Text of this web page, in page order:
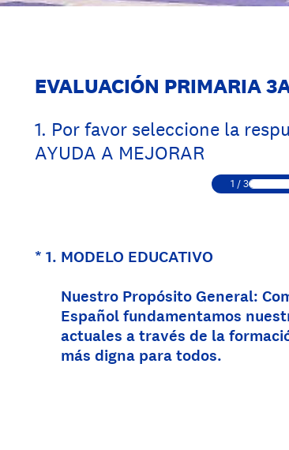
EVALUACIÓN PRIMARIA
1. Por favor seleccione la
AYUDA A MEJORAR
1 /3
* 1. MODELO EDUCATIVO
Nuestro Propósito General:
Español fundamentamos
actuales a través de la
más digna para todos.
(Obligatorio).